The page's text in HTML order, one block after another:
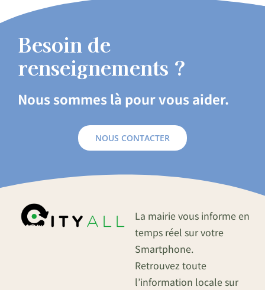
Besoin de
renseignements ?
Nous sommes là pour vous aider.
NOUS CONTACTER
La mairie vous informe en
temps réel sur votre
Smartphone.
Retrouvez toute
l’information locale sur